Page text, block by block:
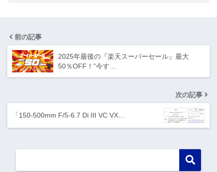
前の記事
2025年最後の『楽天スーパーセール』最大
50％OFF！”今す…
次の記事
「150-500mm F/5-6.7 Di III VC VX…